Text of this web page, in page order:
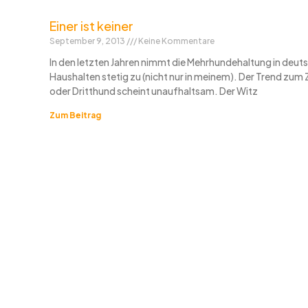
Einer ist keiner
September 9, 2013 Keine Kommentare
In den letzten Jahren nimmt die Mehrhundehaltung in
Haushalten stetig zu (nicht nur in meinem). Der Trend zum
oder Dritthund scheint unaufhaltsam. Der Witz
Zum Beitrag